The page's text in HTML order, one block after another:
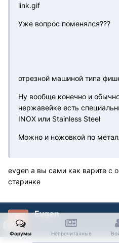
link.gif
Уже вопрос поменялся???
отрезной машиной типа
Ну вообще конечно и
нержавейке есть
INOX или Stainless Steel
Можно и ножовкой по
evgen а вы сами как варите с
старинке
Evgen
Опубликовано 11 ноября,
Форумы Непрочитанные